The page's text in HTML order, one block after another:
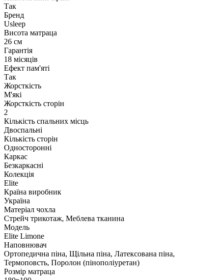
Так
Бренд
Usleep
Висота матраца
26 см
Гарантія
18 місяців
Ефект пам'яті
Так
Жорсткість
М'які
Жорсткість сторін
2
Кількість спальних місць
Двоспальні
Кількість сторін
Односторонні
Каркас
Безкаркасні
Колекція
Elite
Країна виробник
Україна
Матеріал чохла
Стрейч трикотаж, Меблева тканина
Модель
Elite Limone
Наповнювач
Ортопедична піна, Щільна піна, Латексована піна,
Термоповсть, Поролон (пінополіуретан)
Розмір матраца